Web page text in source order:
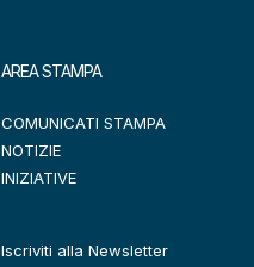
AREA STAMPA
COMUNICATI STAMPA
NOTIZIE
INIZIATIVE
Iscriviti alla Newsletter